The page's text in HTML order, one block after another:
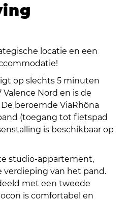
locatie en een
op slechts 5 minuten
Nord en is de
beroemde ViaRhôna
(toegang tot fietspad
is beschikbaar op
studio-appartement,
verdieping van het pand.
met een tweede
is comfortabel en